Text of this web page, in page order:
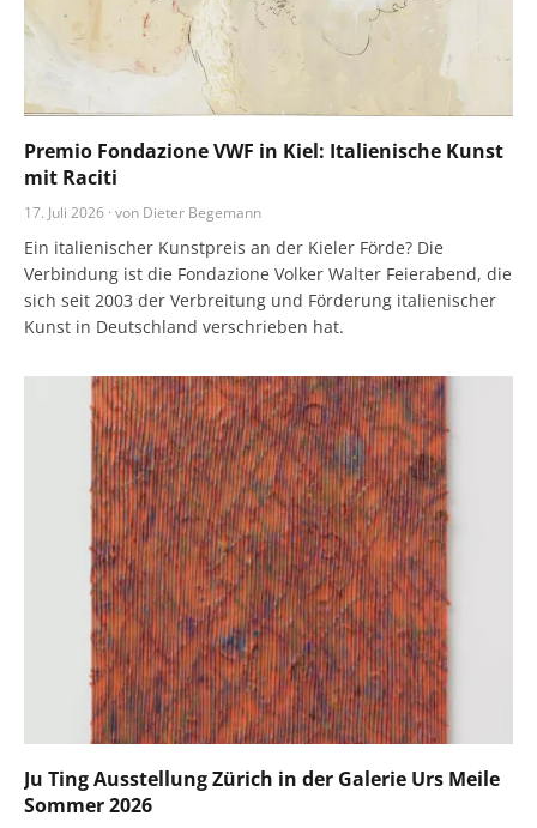
Premio Fondazione VWF in Kiel: Italienische Kunst
mit Raciti
17. Juli 2026 · von Dieter Begemann
Ein italienischer Kunstpreis an der Kieler Förde? Die
Verbindung ist die Fondazione Volker Walter Feierabend, die
sich seit 2003 der Verbreitung und Förderung italienischer
Kunst in Deutschland verschrieben hat.
Ju Ting Ausstellung Zürich in der Galerie Urs Meile
Sommer 2026